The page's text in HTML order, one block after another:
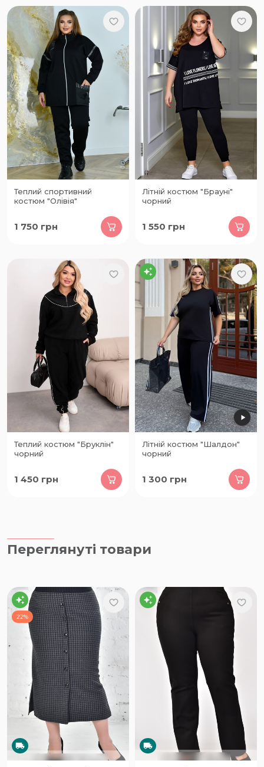
Теплий спортивний
костюм "Олівія"
1 750 грн
Літній костюм "Брауні"
чорний
1 550 грн
Теплий костюм "Бруклін"
чорний
1 450 грн
Літній костюм "Шалдон"
чорний
1 300 грн
Переглянуті товари
22%